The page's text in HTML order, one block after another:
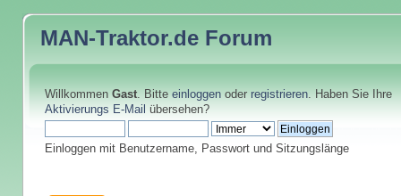
MAN-Traktor.de Forum
Willkommen Gast. Bitte einloggenoder registrieren. Haben Sie Ihre
Aktivierungs E-Mail übersehen?
Einloggen mit Benutzername, Passwort und Sitzungslänge